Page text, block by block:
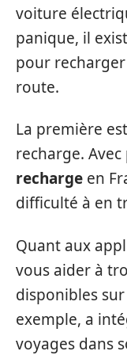
voiture
panique, il
pour
route.
La première
recharge.
recharge en
difficulté à en
Quant aux
vous aider à
disponibles
exemple, a
voyages dans